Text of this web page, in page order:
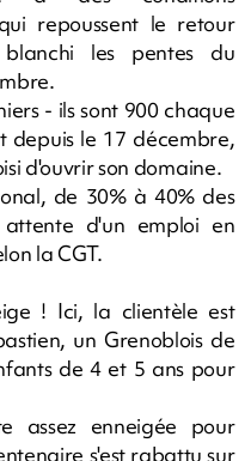
repoussent le retour
les pentes du
- ils sont 900 chaque
depuis le 17 décembre,
d'ouvrir son domaine.
de 30% à 40% des
attente d'un emploi en
la CGT.
! Ici, la clientèle est
un Grenoblois de
de 4 et 5 ans pour
assez enneigée pour
s'est rabattu sur